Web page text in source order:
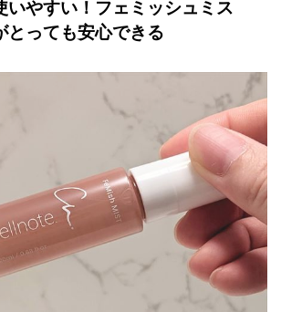
いやすい！フェミッシュミス
とっても安心できる